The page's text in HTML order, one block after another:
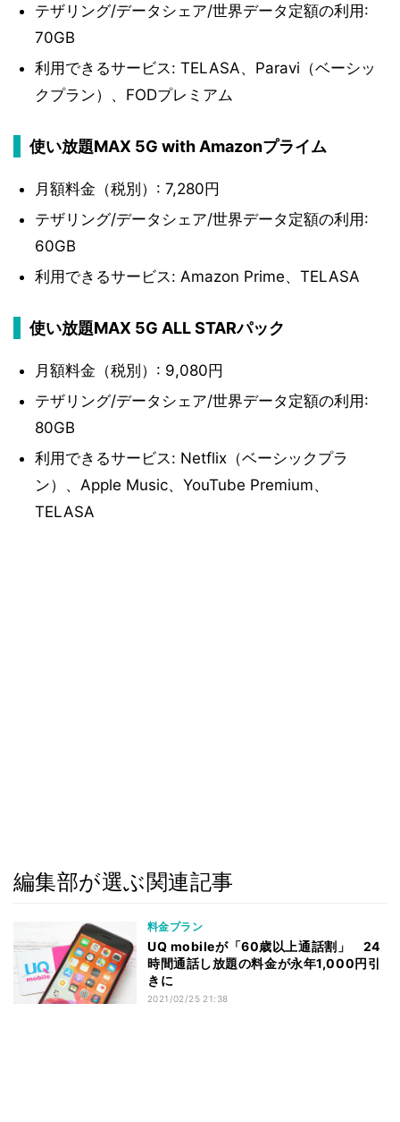
テザリング/データシェア/世界データ定額の利用:
70GB
利用できるサービス: TELASA、Paravi（ベーシッ
クプラン）、FODプレミアム
使い放題MAX 5G with Amazonプライム
月額料金（税別）: 7,280円
テザリング/データシェア/世界データ定額の利用:
60GB
利用できるサービス: Amazon Prime、TELASA
使い放題MAX 5G ALL STARパック
月額料金（税別）: 9,080円
テザリング/データシェア/世界データ定額の利用:
80GB
利用できるサービス: Netflix（ベーシックプラ
ン）、Apple Music、YouTube Premium、
TELASA
編集部が選ぶ関連記事
料金プラン
UQ mobileが「60歳以上通話割」 24
時間通話し放題の料金が永年1,000円引
きに
2021/02/25 21:38